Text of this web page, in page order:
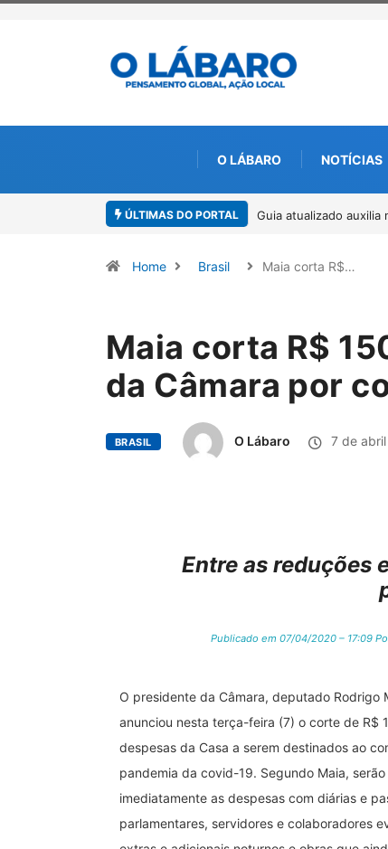
O LÁBARO NOTÍCIAS
ÚLTIMAS DO PORTAL Kinross inicia
Home Brasil Maia corta R$…
Maia corta R$
da Câmara por
BRASIL O Lábaro 7 de
Entre as reduções
Publicado em 07/04/2020 – 17:09
O presidente da Câmara, deputado Rodrigo
anunciou nesta terça-feira (7) o corte de R$
despesas da Casa a serem destinados ao
pandemia da covid-19. Segundo Maia,
imediatamente as despesas com diárias e
parlamentares, servidores e colaboradores